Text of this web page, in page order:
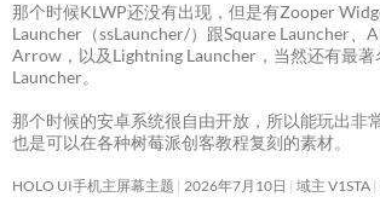
那个时候KLWP还没有出现，但是有Zooper
Launcher（ssLauncher/）跟Square Launcher、
Arrow，以及Lightning Launcher，当然还有最著
Launcher。
那个时候的安卓系统很自由开放，所以能玩出非
也是可以在各种树莓派创客教程复刻的素材。
HOLO UI手机主屏幕主题 2026年7月10日 域主 V1STA